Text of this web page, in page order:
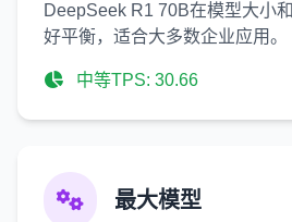
DeepSeek R1 70B在模型大小
好平衡，适合大多数企业应用。
中等TPS: 30.66
最大模型